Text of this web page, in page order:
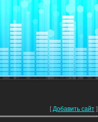
[ Добавить сайт ]